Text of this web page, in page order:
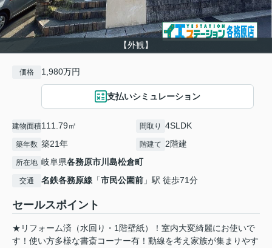
【外観】
価格 1,980万円
支払いシミュレーション
建物面積111.79㎡ 間取り 4SLDK
築年数 築21年 階建て 2階建
所在地 岐阜県各務原市川島松倉町
交通 名鉄各務原線 「市民公園前 」駅 徒歩71分
セールスポイント
★リフォーム済（水回り・1階壁紙）！室内大変綺麗にお使いで
す！使い方多様な書斎コーナー有！動線を考え家族が集まりやす